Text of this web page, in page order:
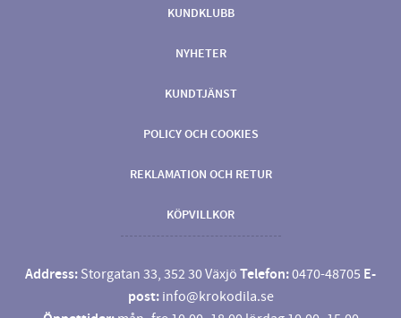
KUNDKLUBB
NYHETER
KUNDTJÄNST
POLICY OCH COOKIES
REKLAMATION OCH RETUR
KÖPVILLKOR
Address: Storgatan 33, 352 30 Växjö Telefon:0470-48705 E-
post: info@krokodila.se